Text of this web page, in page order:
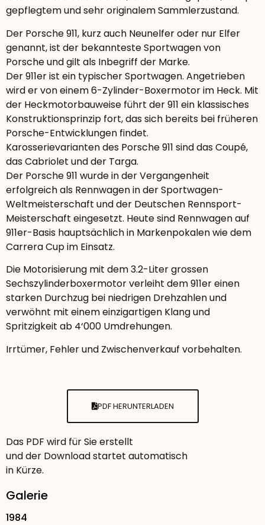
gepflegtem und sehr originalem Sammlerzustand.
Der Porsche 911, kurz auch Neunelfer oder nur Elfer
genannt, ist der bekannteste Sportwagen von
Porsche und gilt als Inbegriff der Marke.
Der 911er ist ein typischer Sportwagen. Angetrieben
wird er von einem 6-Zylinder-Boxermotor im Heck. Mit
der Heckmotorbauweise führt der 911 ein klassisches
Konstruktionsprinzip fort, das sich bereits bei früheren
Porsche-Entwicklungen findet.
Karosserievarianten des Porsche 911 sind das Coupé,
das Cabriolet und der Targa.
Der Porsche 911 wurde in der Vergangenheit
erfolgreich als Rennwagen in der Sportwagen-
Weltmeisterschaft und der Deutschen Rennsport-
Meisterschaft eingesetzt. Heute sind Rennwagen auf
911er-Basis hauptsächlich in Markenpokalen wie dem
Carrera Cup im Einsatz.
Die Motorisierung mit dem 3.2-Liter grossen
Sechszylinderboxermotor verleiht dem 911er einen
starken Durchzug bei niedrigen Drehzahlen und
verwöhnt mit einem einzigartigen Klang und
Spritzigkeit ab 4‘000 Umdrehungen.
Irrtümer, Fehler und Zwischenverkauf vorbehalten.
PDF HERUNTERLADEN
Das PDF wird für Sie erstellt
und der Download startet automatisch
in Kürze.
Galerie
1984